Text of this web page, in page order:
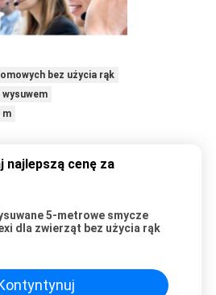
bez użycia rąk
m
najlepszą cenę za
5-metrowe smycze
dla zwierząt bez użycia rąk